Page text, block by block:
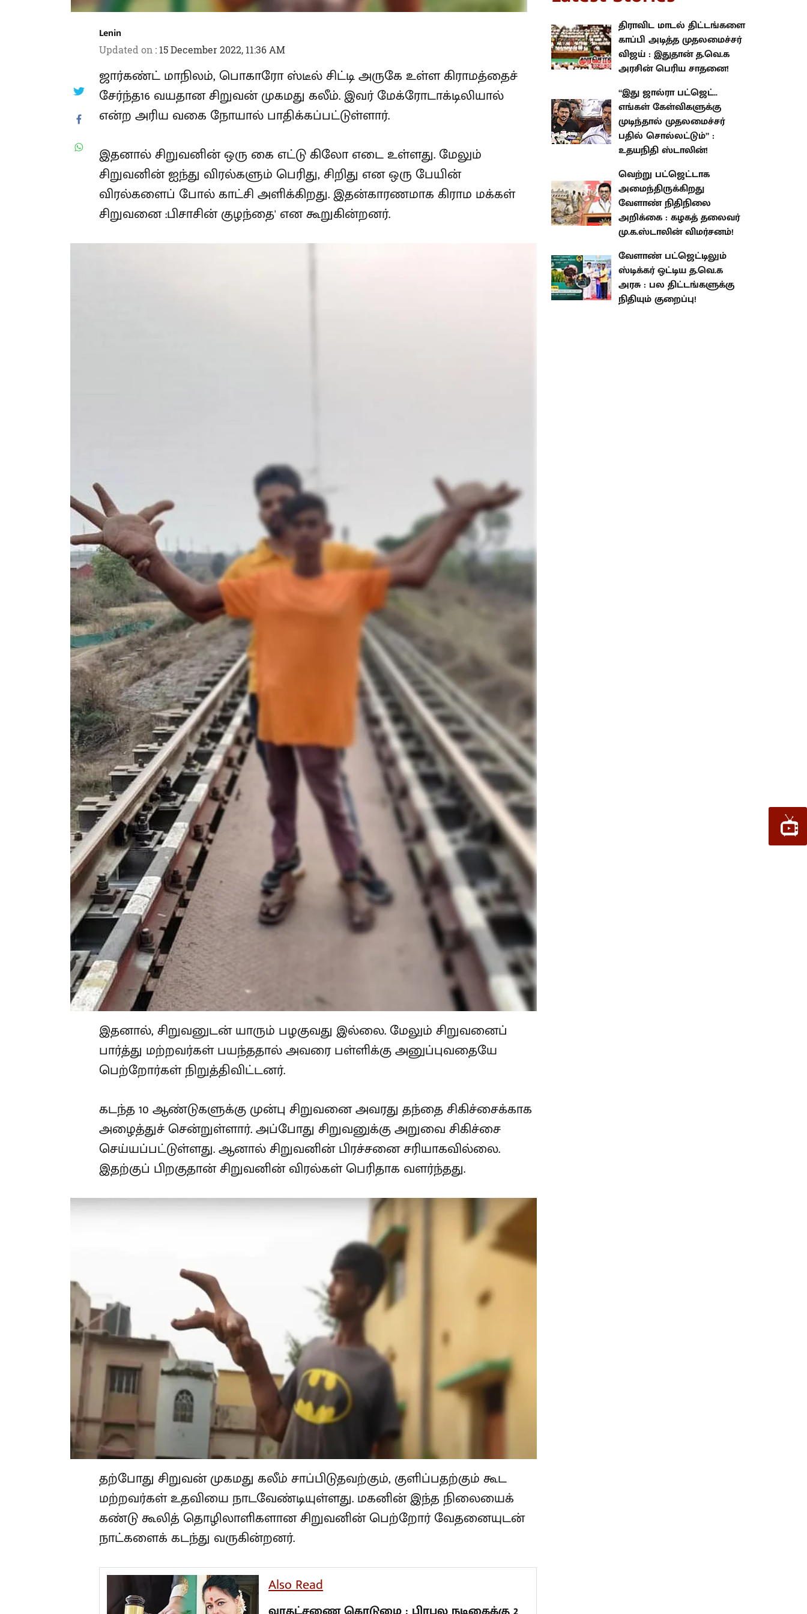
Lenin
Updated on
ஜார்கண்ட் மாநிலம், பொகாரோ ஸ்டீல் சிட்டி அருகே உள்ள
கிராமத்தைச் சேர்ந்த16 வயதான சிறுவன் முகமது கலீம். இவர்
மேக்ரோடாக்டிலியால் என்ற அரிய வகை நோயால்
பாதிக்கப்பட்டுள்ளார்.
இதனால் சிறுவனின் ஒரு கை எட்டு கிலோ எடை உள்ளது. மேலும்
சிறுவனின் ஐந்து விரல்களும் பெரிது, சிறிது என ஒரு பேயின்
விரல்களைப் போல் காட்சி அளிக்கிறது. இதன்காரணமாக கிராம
மக்கள் சிறுவனை :பிசாசின் குழந்தை' என கூறுகின்றனர்.
இதனால், சிறுவனுடன் யாரும் பழகுவது இல்லை. மேலும் சிறுவனைப்
பார்த்து மற்றவர்கள் பயந்ததால் அவரை பள்ளிக்கு அனுப்புவதையே
பெற்றோர்கள் நிறுத்திவிட்டனர்.
கடந்த 10 ஆண்டுகளுக்கு முன்பு சிறுவனை அவரது தந்தை
சிகிச்சைக்காக அழைத்துச் சென்றுள்ளார். அப்போது சிறுவனுக்கு
அறுவை சிகிச்சை செய்யப்பட்டுள்ளது. ஆனால் சிறுவனின்
பிரச்சனை சரியாகவில்லை. இதற்குப் பிறகுதான் சிறுவனின் விரல்கள்
பெரிதாக வளர்ந்தது.
தற்போது சிறுவன் முகமது கலீம் சாப்பிடுதவற்கும், குளிப்பதற்கும் கூட
மற்றவர்கள் உதவியை நாடவேண்டியுள்ளது. மகனின் இந்த
நிலையைக் கண்டு கூலித் தொழிலாளிகளான சிறுவனின் பெற்றோர்
வேதனையுடன் நாட்களைக் கடந்து வருகின்றனர்.
Also Read
வரதட்சணை கொடுமை : பிரபல நடிகைக்கு
2 ஆண்டுகள் சிறை தண்டனை.. அதிரடி
தீர்ப்பு வழங்கிய நீதிமன்றம் !
: இதுதான் த.வெ.க அரசின் பெரிய
சாதனை!
“இது ஜால்ரா பட்ஜெட்.. எங்கள்
முதலமைச்சர் பதில் சொல்லட்டும்”
: உதயநிதி ஸ்டாலின்!
வெற்று பட்ஜெட்டாக
அமைந்திருக்கிறது வேளாண்
தலைவர் மு.க.ஸ்டாலின்
விமர்சனம்!
வேளாண் பட்ஜெட்டிலும் ஸ்டிக்கர்
ஒட்டிய த.வெ.க அரசு : பல
திட்டங்களுக்கு நிதியும் குறைப்பு!